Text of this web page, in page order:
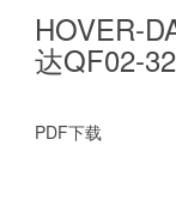
HOVER-
达QF02-
PDF下载